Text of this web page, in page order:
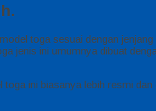
toga sesuai dengan
jenis ini umumnya dibuat
ini biasanya lebih resmi